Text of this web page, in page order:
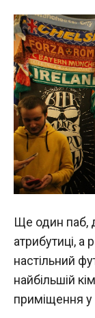
Ще один паб,
атрибутиці,
настільний
найбільшій
приміщення у